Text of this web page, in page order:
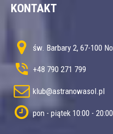
KONTAKT
św. Barbary 2, 67-100
+48 790 271 799
klub@astranowasol.pl
pon - piątek 10:00 - 20:00